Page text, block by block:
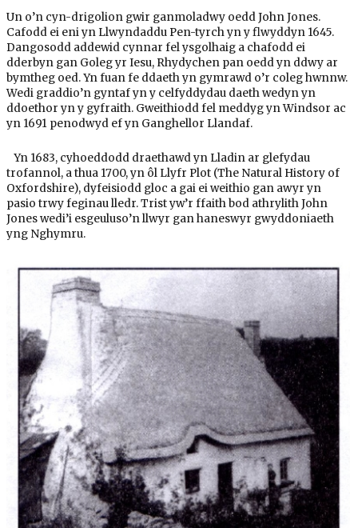
Un o’n cyn-drigolion gwir ganmoladwy oedd John Jones.
Cafodd ei eni yn Llwyndaddu Pen-tyrch yn y flwyddyn 1645.
Dangosodd addewid cynnar fel ysgolhaig a chafodd ei
dderbyn gan Goleg yr Iesu, Rhydychen pan oedd yn ddwy ar
bymtheg oed. Yn fuan fe ddaeth yn gymrawd o’r coleg hwnnw.
Wedi graddio’n gyntaf yn y celfyddydau daeth wedyn yn
ddoethor yn y gyfraith. Gweithiodd fel meddyg yn Windsor ac
yn 1691 penodwyd ef yn Ganghellor Llandaf.
Yn 1683, cyhoeddodd draethawd yn Lladin ar glefydau
trofannol, a thua 1700, yn ôl Llyfr Plot (The Natural History of
Oxfordshire), dyfeisiodd gloc a gai ei weithio gan awyr yn
pasio trwy feginau lledr. Trist yw’r ffaith bod athrylith John
Jones wedi’i esgeuluso’n llwyr gan haneswyr gwyddoniaeth
yng Nghymru.